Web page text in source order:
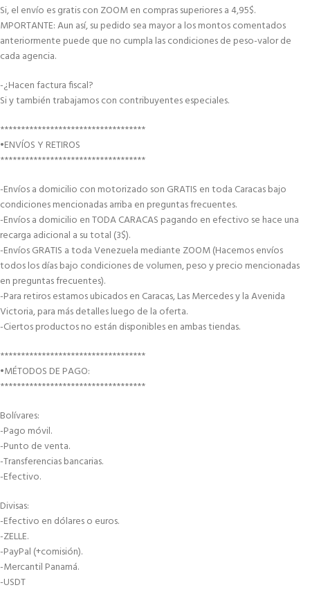
Si, el envío es gratis con ZOOM en compras superiores a 4,95$.
MPORTANTE: Aun así, su pedido sea mayor a los montos comentados
anteriormente puede que no cumpla las condiciones de peso-valor de
cada agencia.
-¿Hacen factura fiscal?
Si y también trabajamos con contribuyentes especiales.
***********************************
•ENVÍOS Y RETIROS
***********************************
-Envíos a domicilio con motorizado son GRATIS en toda Caracas bajo
condiciones mencionadas arriba en preguntas frecuentes.
-Envíos a domicilio en TODA CARACAS pagando en efectivo se hace una
recarga adicional a su total (3$).
-Envíos GRATIS a toda Venezuela mediante ZOOM (Hacemos envíos
todos los días bajo condiciones de volumen, peso y precio mencionadas
en preguntas frecuentes).
-Para retiros estamos ubicados en Caracas, Las Mercedes y la Avenida
Victoria, para más detalles luego de la oferta.
-Ciertos productos no están disponibles en ambas tiendas.
***********************************
•MÉTODOS DE PAGO:
***********************************
Bolívares:
-Pago móvil.
-Punto de venta.
-Transferencias bancarias.
-Efectivo.
Divisas:
-Efectivo en dólares o euros.
-ZELLE.
-PayPal (+comisión).
-Mercantil Panamá.
-USDT